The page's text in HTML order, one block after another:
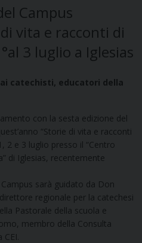
Campus
vita e racconti di
3 luglio a Iglesias
catechisti, educatori della
con la sesta edizione del
“Storie di vita e racconti
2 e 3 luglio presso il “Centro
di Iglesias, recentemente
sarà guidato da Don
regionale per la catechesi
Pastorale della scuola e
membro della Consulta